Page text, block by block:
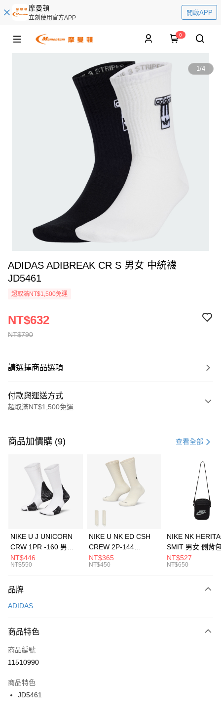
摩曼頓
立刻使用官方APP
開啟APP
0
1/4
ADIDAS ADIBREAK CR S 男女 中統襪
JD5461
超取滿NT$1,500免運
NT$790
NT$632
請選擇商品選項
付款與運送方式
超取滿NT$1,500免運
信用卡一次付款
3 期 0 利率 每期 21家銀行
合作金庫商業銀行
第一商業銀行
華南商業銀行
彰化商業銀行
上海商業儲蓄銀行
元大商業銀行
台灣樂天信用卡公司
Apple Pay
全盈+PAY
AFTEE先享後付
【關於「AFTEE先享後付」】
便利好安心！
３．安心：先確認商品／服務後，再付款。
【「AFTEE先享後付」結帳流程】
１．於結帳方式選擇「AFTEE先享後付」後，將跳轉至「AFTEE先享後付」
２．訂單成立數日內，您將收到繳費通知簡訊。
３．收到繳費通知簡訊後14天內，點擊此簡訊中的連結，可透過四大超商／
ATM／網路銀行／等多元方式進行付款，方視為交易完成。
運送方式
每筆NT$100，滿NT$1,500(含以上)免運費
宅配
每筆NT$100，滿NT$1,500(含以上)免運費
付款後門市自取
每筆NT$100，滿NT$1,500(含以上)免運費
商品加價購 (9) 查看全部
NIKE U J UNICORN
CRW 1PR -160 男女
中統襪 FZ3393100
NT$446
NT$550
NIKE U NK ED CSH
CREW 2P-144
EMBRDY 男女 短統襪
FZ3073133
NT$365
NT$450
NIKE NK
SMIT 男女 側背
BA5871010
NT$527
NT$650
品牌
ADIDAS
商品特色
商品編號
11510990
商品特色
JD5461